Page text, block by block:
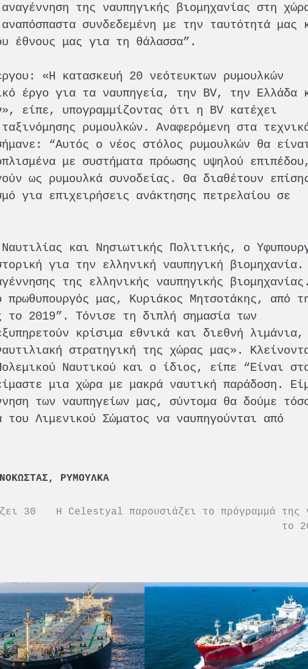
της ναυπηγικής βιομηχανίας στη
συνδεδεμένη με την ταυτότητά μας
έθνους μας για τη θάλασσα”.
«Η κατασκευή 20 νεότευκτων ρυμουλκών
έργο για τα ναυπηγεία, την BV, την Ελλάδα
είπε, υπογραμμίζοντας ότι η BV κατέχει
ρυμουλκών. Αναφερόμενη στα
“Αυτός ο νέος στόλος ρυμουλκών θα
με συστήματα πρόωσης υψηλού επιπέδου,
ως ρυμουλκά συνοδείας. Θα διαθέτουν
για επιχειρήσεις ανάκτησης πετρελαίου σε
και Νησιωτικής Πολιτικής, ο
για την ελληνική ναυπηγική βιομηχανία.
της ελληνικής ναυπηγικής βιομηχανίας.
μας, Κυριάκος Μητσοτάκης, από
το 2019”. Τόνισε τη διπλή σημασία των
κρίσιμα εθνικά και διεθνή λιμάνια,
στρατηγική της χώρας μας».
Ναυτικού και ο ίδιος, είπε “Είναι
μια χώρα με μακρά ναυτική παράδοση.
των ναυπηγείων μας, σύντομα θα δούμε
Λιμενικού Σώματος να ναυπηγούνται από
, ΡΥΜΟΥΛΚΑ
30
Η Celestyal παρουσιάζει το πρόγραμμά της
το